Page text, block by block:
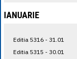
IANUARIE
Editia 5316 - 31.01
Editia 5315 - 30.01